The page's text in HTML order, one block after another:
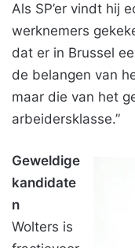
Als SP’er vindt hij
werknemers
dat er in Brussel
de belangen van
maar die van het
arbeidersklasse.”
Geweldige
kandidate
n
Wolters is